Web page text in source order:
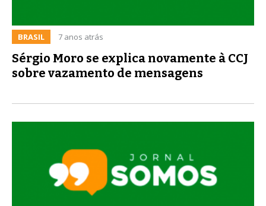
BRASIL 7 anos atrás
Sérgio Moro se explica novamente à CCJ
sobre vazamento de mensagens